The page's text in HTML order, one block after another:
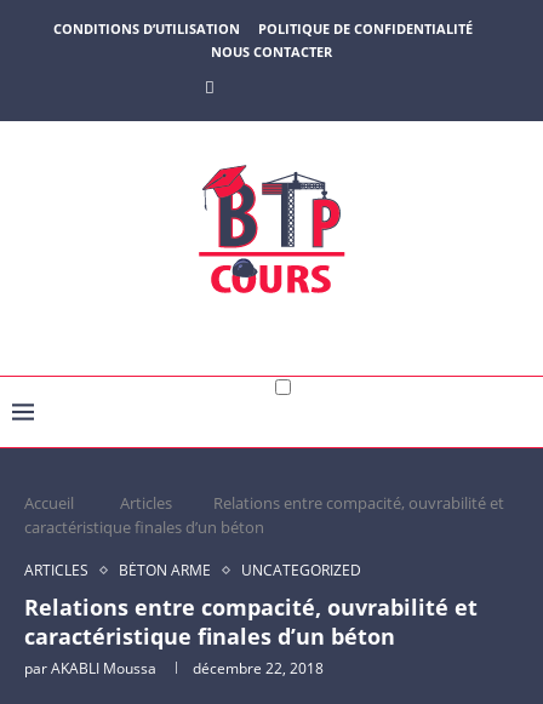
CONDITIONS D’UTILISATION
POLITIQUE DE CONFIDENTIALITÉ
NOUS CONTACTER
Accueil Articles
Relations entre compacité, ouvrabilité et
caractéristique finales d’un béton
ARTICLES BÉTON ARME UNCATEGORIZED
Relations entre compacité, ouvrabilité et
caractéristique finales d’un béton
parAKABLI Moussa décembre 22, 2018